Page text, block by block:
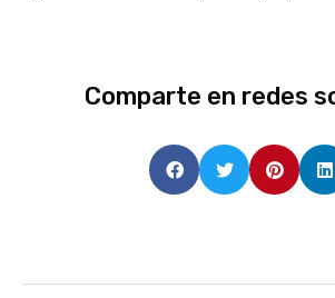
Comparte en redes